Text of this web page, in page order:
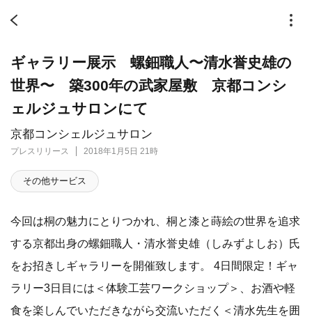
京都コンシェルジュサロン
プレスリリース 2018年1月5日 21時
ギャラリー展示 螺鈿職人〜清水誉史雄の
世界〜 築300年の武家屋敷 京都コンシ
ェルジュサロンにて
その他サービス
今回は桐の魅力にとりつかれ、桐と漆と蒔絵の世界を追求
する京都出身の螺鈿職人・清水誉史雄（しみずよしお）氏
をお招きしギャラリーを開催致します。 4日間限定！ギャ
ラリー3日目には＜体験工芸ワークショップ＞、お酒や軽
食を楽しんでいただきながら交流いただく＜清水先生を囲